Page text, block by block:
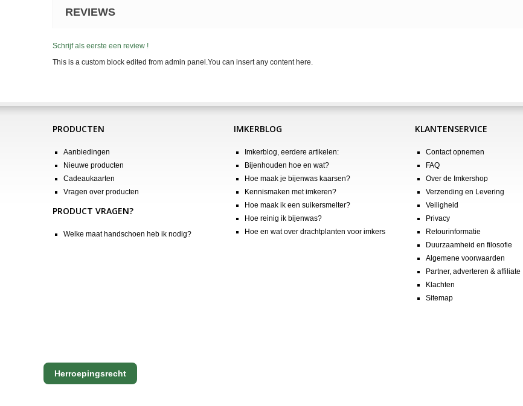
REVIEWS
Schrijf als eerste een review !
This is a custom block edited from admin panel.You can insert any content here.
PRODUCTEN
Aanbiedingen
Nieuwe producten
Cadeaukaarten
Vragen over producten
PRODUCT VRAGEN?
Welke maat handschoen heb ik nodig?
IMKERBLOG
Imkerblog, eerdere artikelen:
Bijenhouden hoe en wat?
Hoe maak je bijenwas kaarsen?
Kennismaken met imkeren?
Hoe maak ik een suikersmelter?
Hoe reinig ik bijenwas?
Hoe en wat over drachtplanten voor imkers
KLANTENSERVICE
Contact opnemen
FAQ
Over de Imkershop
Verzending en Levering
Veiligheid
Privacy
Retourinformatie
Duurzaamheid en filosofie
Algemene voorwaarden
Partner, adverteren & affiliate
Klachten
Sitemap
Herroepingsrecht